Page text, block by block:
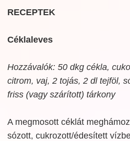
RECEPTEK
Céklaleves
Hozzávalók: 50 dkg cékla,
citrom, vaj, 2 tojás, 2 dl tejföl,
friss (vagy szárított) tárkony
A megmosott céklát
sózott, cukrozott/édesített